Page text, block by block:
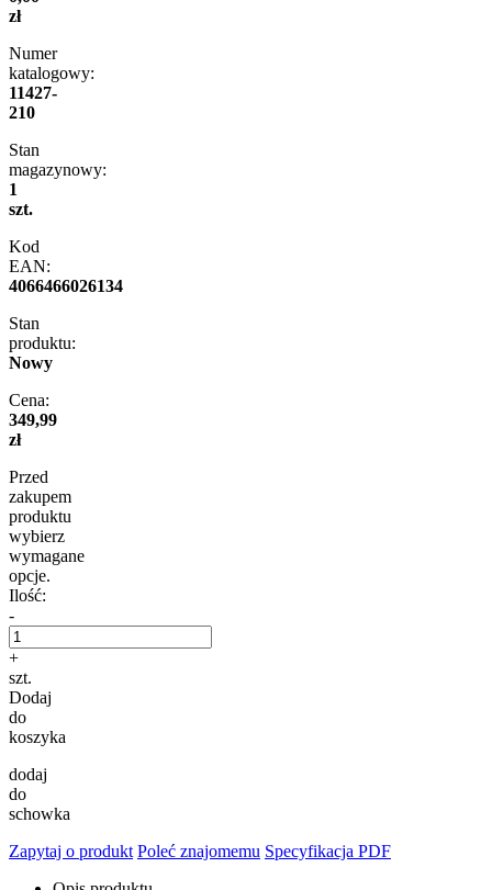
zł
Numer
katalogowy:
11427-
210
Stan
magazynowy:
1
szt.
Kod
EAN:
4066466026134
Stan
produktu:
Nowy
Cena:
349,99
zł
Przed
zakupem
produktu
wybierz
wymagane
opcje.
Ilość:
-
+
szt.
Dodaj
do
koszyka
dodaj
do
schowka
Zapytaj o produkt Poleć znajomemu Specyfikacja PDF